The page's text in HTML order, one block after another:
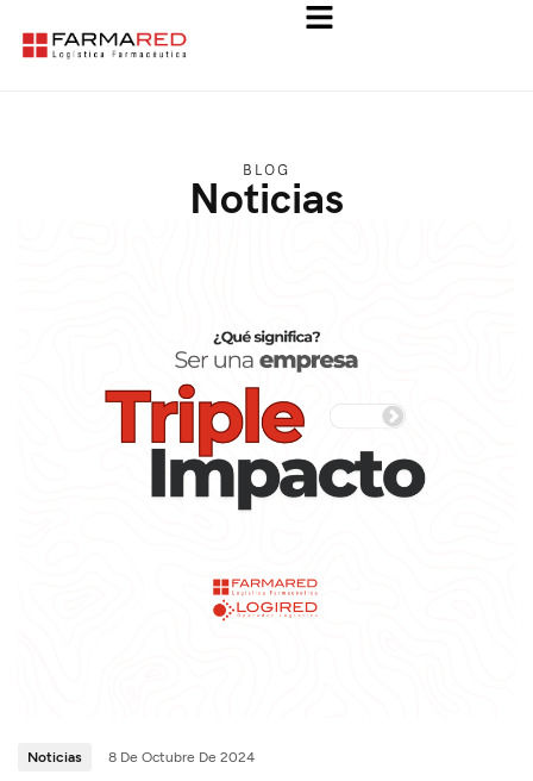
BLOG
Noticias
Noticias 8 De Octubre De 2024